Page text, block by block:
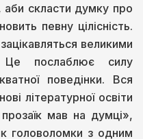
аби скласти думку про
певну цілісність.
великими
Це послаблює силу
поведінки. Вся
літературної освіти
мав на думці»,
головоломки з одним